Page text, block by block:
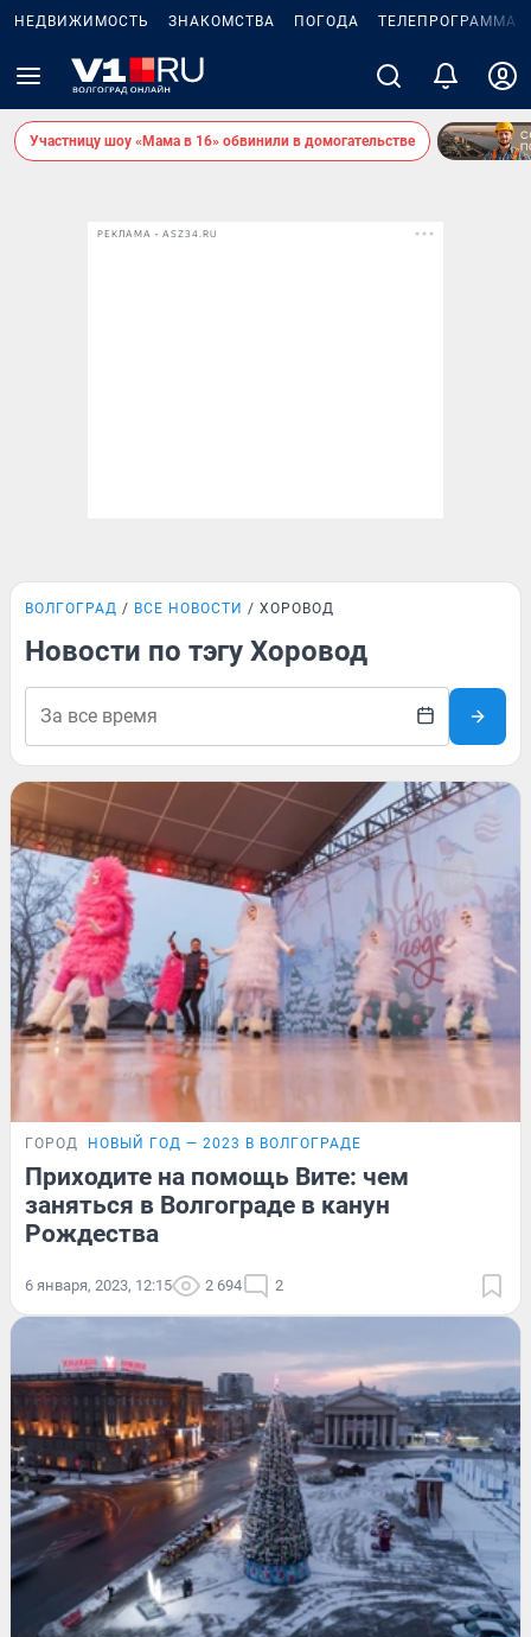
НЕДВИЖИМОСТЬ ЗНАКОМСТВА ПОГОДА ТЕЛЕПРОГРАММА
Участницу шоу «Мама в 16» обвинили в домогательстве
РЕКЛАМА • ASZ34.RU
ВОЛГОГРАД ВСЕ НОВОСТИ ХОРОВОД
Новости по тэгу Хоровод
ГОРОД НОВЫЙ ГОД — 2023 В ВОЛГОГРАДЕ
Приходите на помощь Вите: чем
заняться в Волгограде в канун
Рождества
6 января, 2023, 12:15 2 694 2